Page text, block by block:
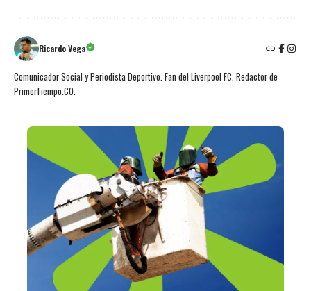
Ricardo Vega
Comunicador Social y Periodista Deportivo. Fan del Liverpool FC. Redactor de
PrimerTiempo.CO.